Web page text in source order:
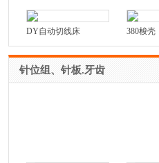
DY自动切线床 380梭壳
针位组、针板.牙齿